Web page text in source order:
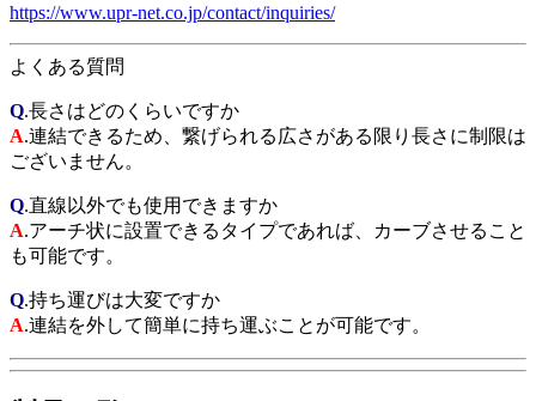
https://www.upr-net.co.jp/contact/inquiries/
よくある質問
Q.長さはどのくらいですか
A.連結できるため、繋げられる広さがある限り長さに制限は
ございません。
Q.直線以外でも使用できますか
A.アーチ状に設置できるタイプであれば、カーブさせること
も可能です。
Q.持ち運びは大変ですか
A.連結を外して簡単に持ち運ぶことが可能です。